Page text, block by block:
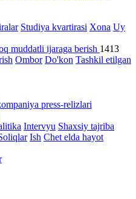
Studiya kvartirasi Xona Uy
muddatli ijaraga berish 1413
Ombor Do'kon Tashkil etilgan
press-relizlari
Intervyu Shaxsiy tajriba
Ish Chet elda hayot